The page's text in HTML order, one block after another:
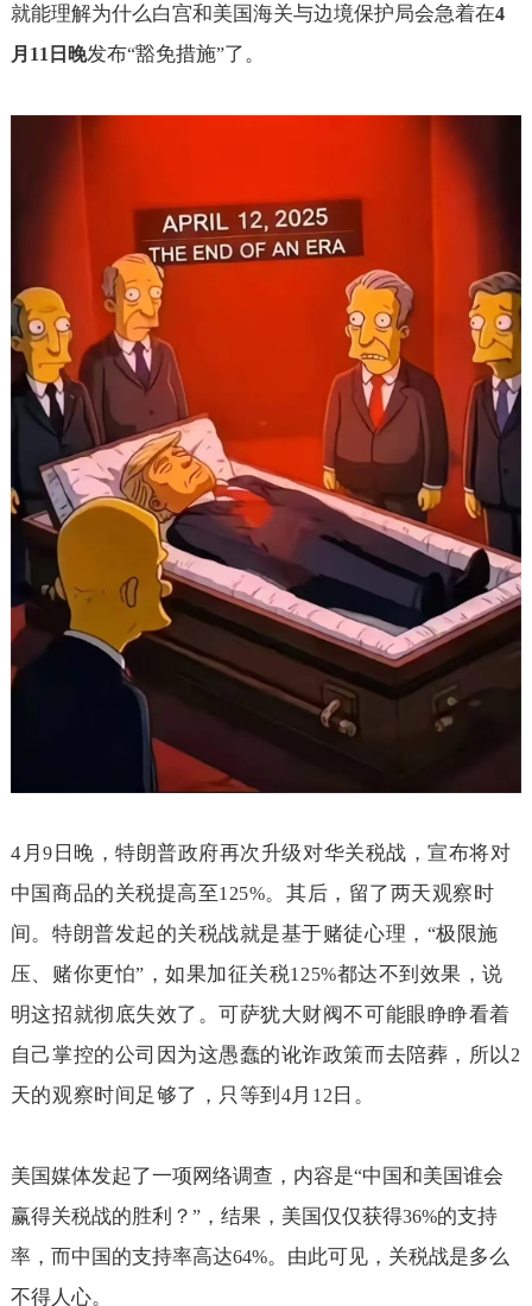
就能理解为什么白宫和美国海关与边境保护局会急着在4
月 11 日晚发布“豁免措施”了。
4 月9 日晚，特朗普政府再次升级对华关税战，宣布将对
中国商品的关税提高至125%。其后，留了两天观察时
间。特朗普发起的关税战就是基于赌徒心理， “极限施
压、赌你更怕” ，如果加征关税125%都达不到效果，说
明这招就彻底失效了。可萨犹大财阀不可能眼睁睁看着
自己掌控的公司因为这愚蠢的讹诈政策而去陪葬，所以2
天的观察时间足够了，只等到 4月 12 日。
美国媒体发起了一项网络调查，内容是“中国和美国谁会
赢得关税战的胜利？ ”，结果，美国仅仅获得36%的支持
率，而中国的支持率高达64%。由此可见，关税战是多么
不得人心。